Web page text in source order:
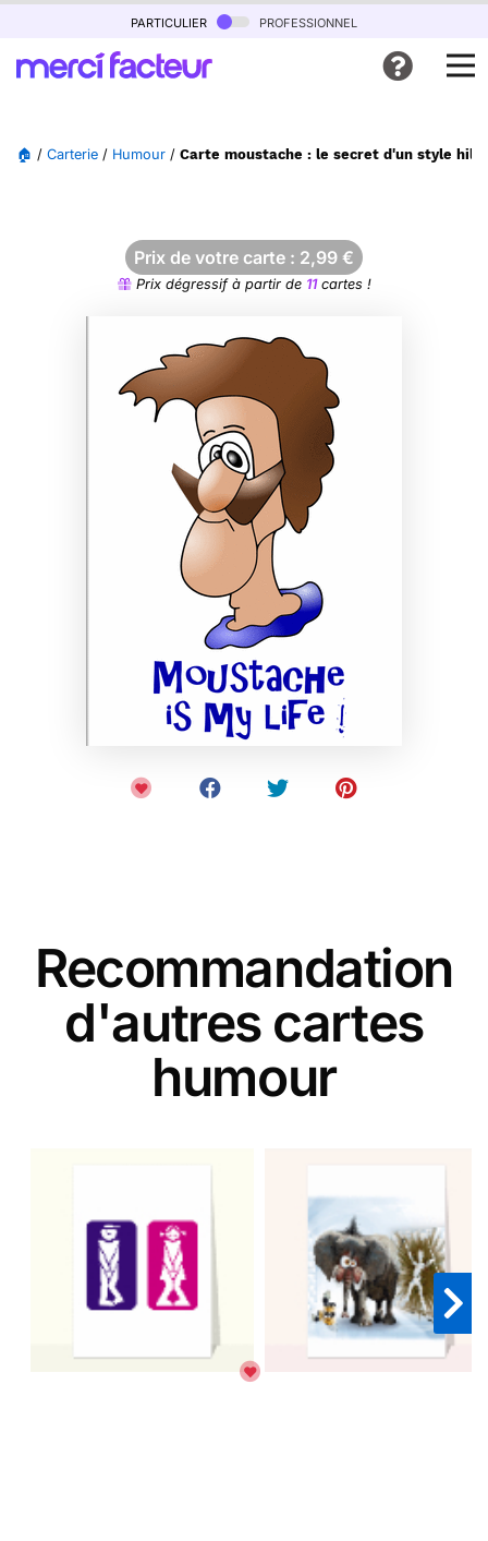
particulier professionnel
🏠 / Carterie / Humour / Carte moustache : le secret d'un style
Prix de votre carte : 2,99 €
Prix dégressif à partir de 11cartes !
Recommandation
d'autres cartes
humour